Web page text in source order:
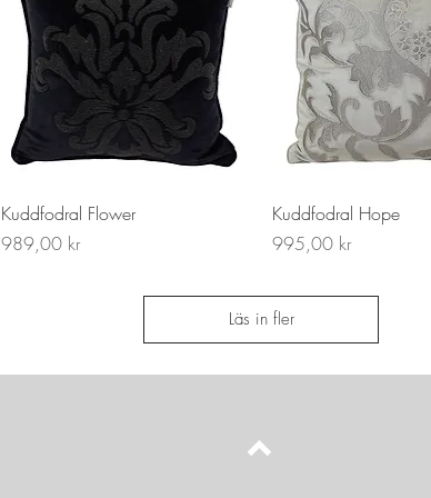
Snabbvisning
Kuddfodral Flower
Pris
989,00 kr
Snabbvisning
Kuddfodral Hope
Pris
995,00 kr
Läs in fler